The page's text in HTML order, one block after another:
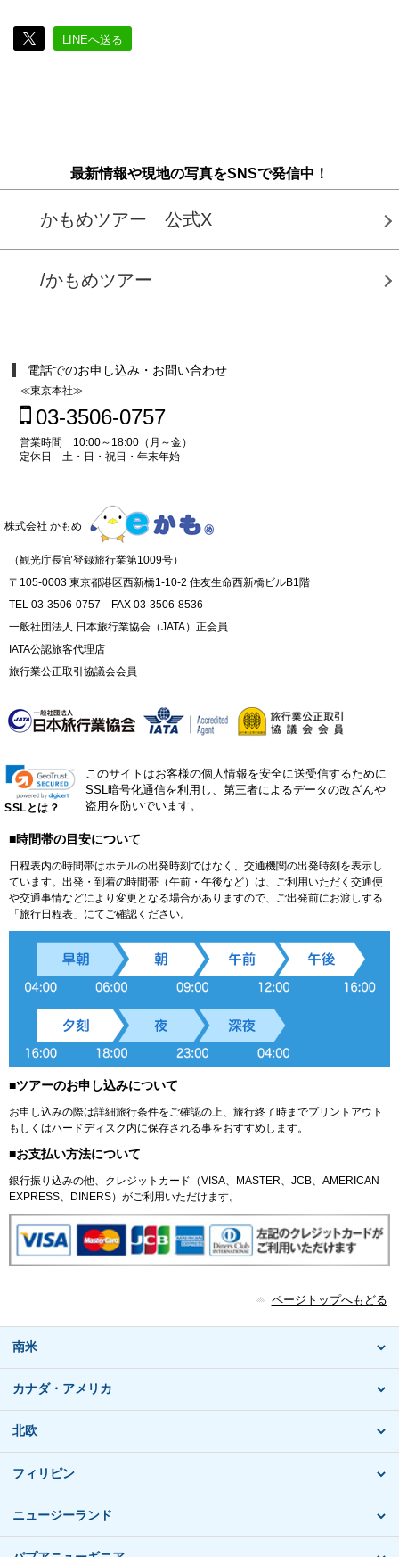
LINEへ送る
最新情報や現地の写真をSNSで発信中！
かもめツアー 公式X
/かもめツアー
電話でのお申し込み・お問い合わせ
≪東京本社≫
03-3506-0757
営業時間 10:00～18:00（月～金）
定休日 土・日・祝日・年末年始
株式会社 かもめ
（観光庁長官登録旅行業第1009号）
〒105-0003 東京都港区西新橋1-10-2 住友生命西新橋ビルB1階
TEL 03-3506-0757 FAX 03-3506-8536
一般社団法人 日本旅行業協会（JATA）正会員
IATA公認旅客代理店
旅行業公正取引協議会会員
SSLとは？
このサイトはお客様の個人情報を安全に送受信するために
SSL暗号化通信を利用し、第三者によるデータの改ざんや
盗用を防いでいます。
■時間帯の目安について
日程表内の時間帯はホテルの出発時刻ではなく、交通機関の出発時刻を表示し
ています。出発・到着の時間帯（午前・午後など）は、ご利用いただく交通便
や交通事情などにより変更となる場合がありますので、ご出発前にお渡しする
「旅行日程表」にてご確認ください。
■ツアーのお申し込みについて
お申し込みの際は詳細旅行条件をご確認の上、旅行終了時までプリントアウト
もしくはハードディスク内に保存される事をおすすめします。
■お支払い方法について
銀行振り込みの他、クレジットカード（VISA、MASTER、JCB、AMERICAN
EXPRESS、DINERS）がご利用いただけます。
ページトップへもどる
南米
カナダ・アメリカ
北欧
フィリピン
ニュージーランド